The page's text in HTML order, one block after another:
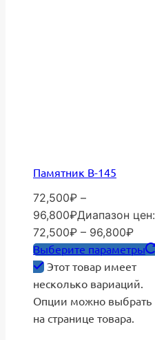
Памятник В-145
72,500₽ –
96,800₽Диапазон цен:
72,500₽ – 96,800₽
Выберите параметры
Этот товар имеет
несколько вариаций.
Опции можно выбрать
на странице товара.